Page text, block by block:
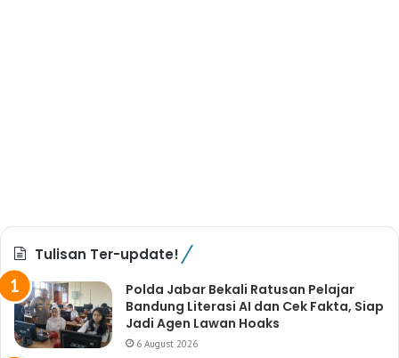
Tulisan Ter-update!
Polda Jabar Bekali Ratusan Pelajar
Bandung Literasi AI dan Cek Fakta, Siap
Jadi Agen Lawan Hoaks
6 August 2026